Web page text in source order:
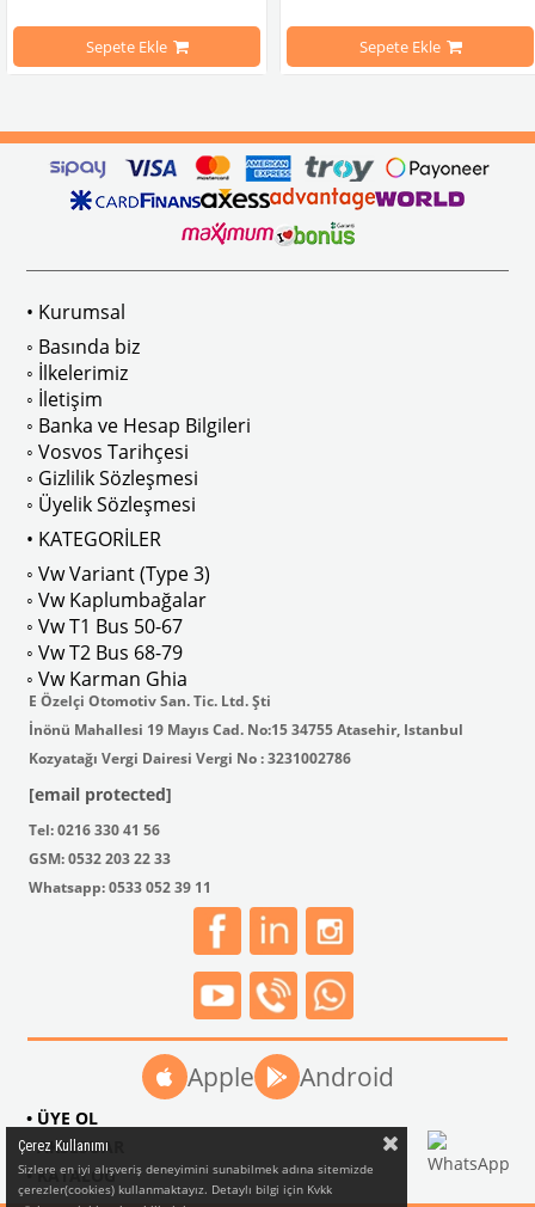
sürüş esnasında doğrudan gelen güneş ışığını keserek görüş
isteyenler için tercih edilir.
Ghia Modelleri İle Uyumludur
: AC711500 / 80500
VWC Parça No: 4-4126
Sepete Ekle
1960-1967 Yılları Arasındaki T1
1968-1979 Yılları Arasındaki T2
Sepete Ekle
• Kurumsal
◦ Basında biz
◦ İlkelerimiz
◦ İletişim
◦ Banka ve Hesap Bilgileri
◦ Vosvos Tarihçesi
◦ Gizlilik Sözleşmesi
◦ Üyelik Sözleşmesi
• KATEGORİLER
◦ Vw Variant (Type 3)
◦ Vw Kaplumbağalar
◦ Vw T1 Bus 50-67
◦ Vw T2 Bus 68-79
◦ Vw Karman Ghia
E Özelçi Otomotiv San. Tic. Ltd. Şti
İnönü Mahallesi 19 Mayıs Cad. No:15 34755 Atasehir, Istanbul
Kozyatağı Vergi Dairesi Vergi No : 3231002786
[email protected]
Tel: 0216 330 41 56
GSM: 0532 203 22 33
Whatsapp: 0533 052 39 11
Apple Android
• ÜYE OL
• AKSESUAR
• KATALOG
Çerez Kullanımı
Sizlere en iyi alışveriş deneyimini sunabilmek adına sitemizde
çerezler(cookies) kullanmaktayız. Detaylı bilgi için Kvkk